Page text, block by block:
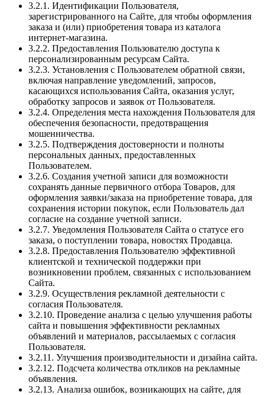
3.2.1. Идентификации Пользователя,
зарегистрированного на Сайте, для чтобы оформления
заказа и (или) приобретения товара из каталога
интернет-магазина.
3.2.2. Предоставления Пользователю доступа к
персонализированным ресурсам Сайта.
3.2.3. Установления с Пользователем обратной связи,
включая направление уведомлений, запросов,
касающихся использования Сайта, оказания услуг,
обработку запросов и заявок от Пользователя.
3.2.4. Определения места нахождения Пользователя для
обеспечения безопасности, предотвращения
мошенничества.
3.2.5. Подтверждения достоверности и полноты
персональных данных, предоставленных
Пользователем.
3.2.6. Создания учетной записи для возможности
сохранять данные первичного отбора Товаров, для
оформления заявки/заказа на приобретение товара, для
сохранения истории покупок, если Пользователь дал
согласие на создание учетной записи.
3.2.7. Уведомления Пользователя Сайта о статусе его
заказа, о поступлении товара, новостях Продавца.
3.2.8. Предоставления Пользователю эффективной
клиентской и технической поддержки при
возникновении проблем, связанных с использованием
Сайта.
3.2.9. Осуществления рекламной деятельности с
согласия Пользователя.
3.2.10. Проведение анализа с целью улучшения работы
сайта и повышения эффективности рекламных
объявлений и материалов, рассылаемых с согласия
Пользователя.
3.2.11. Улучшения производительности и дизайна сайта.
3.2.12. Подсчета количества откликов на рекламные
объявления.
3.2.13. Анализа ошибок, возникающих на сайте, для